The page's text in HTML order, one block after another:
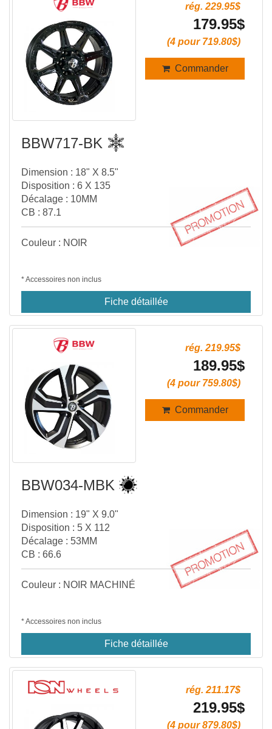
rég. 229.95$
179.95$
(4 pour 719.80$)
Commander
BBW717-BK
Dimension : 18" X 8.5"
Disposition : 6 X 135
Décalage : 10MM
CB : 87.1
Couleur : NOIR
* Accessoires non inclus
Fiche détaillée
rég. 219.95$
189.95$
(4 pour 759.80$)
Commander
BBW034-MBK
Dimension : 19" X 9.0"
Disposition : 5 X 112
Décalage : 53MM
CB : 66.6
Couleur : NOIR MACHINÉ
* Accessoires non inclus
Fiche détaillée
rég. 211.17$
219.95$
(4 pour 879.80$)